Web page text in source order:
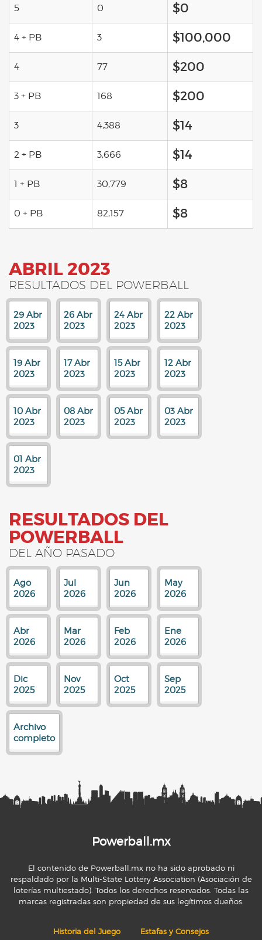
5 0 $0
4 + PB 3 $100,000
4 77 $200
3 + PB 168 $200
3 4,388 $14
2 + PB 3,666 $14
1 + PB 30,779 $8
0 + PB 82,157 $8
ABRIL 2023
RESULTADOS DEL POWERBALL
29 Abr
2023
26 Abr
2023
24 Abr
2023
22 Abr
2023
19 Abr
2023
17 Abr
2023
15 Abr
2023
12 Abr
2023
10 Abr
2023
08 Abr
2023
05 Abr
2023
03 Abr
2023
01 Abr
2023
RESULTADOS DEL
POWERBALL
DEL AÑO PASADO
Ago
2026
Jul
2026
Jun
2026
May
2026
Abr
2026
Mar
2026
Feb
2026
Ene
2026
Dic
2025
Nov
2025
Oct
2025
Sep
2025
Archivo
completo
Powerball.mx
El contenido de Powerball.mx no ha sido aprobado ni
respaldado por la Multi-State Lottery Association (Asociación de
loterías multiestado). Todos los derechos reservados. Todas las
marcas registradas son propiedad de sus legítimos dueños.
Historia del Juego Estafas y Consejos